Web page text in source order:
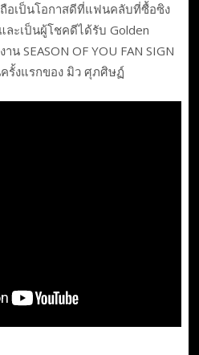
อเป็นโอกาสดีที่แฟนคลับที่ซื้อซิง
ละเป็นผู้โชคดีได้รับ Golden
SEASON OF YOU FAN SIGN
รั้งแรกของ มิว ศุภศิษฏ์